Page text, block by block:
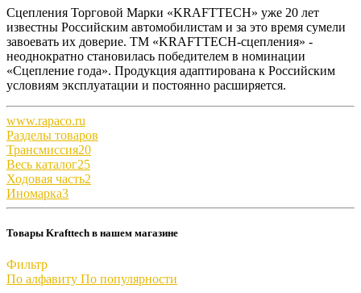
Сцепления Торговой Марки «KRAFTTECH» уже 20 лет
известны Российским автомобилистам и за это время сумели
завоевать их доверие. ТМ «KRAFTTECH-сцепления» -
неоднократно становилась победителем в номинации
«Сцепление года». Продукция адаптирована к Российским
условиям эксплуатации и постоянно расширяется.
www.rapaco.ru
Разделы товаров
Трансмиссия20
Весь каталог25
Ходовая часть2
Иномарка3
Товары Krafttech в нашем магазине
Фильтр
По алфавиту По популярности